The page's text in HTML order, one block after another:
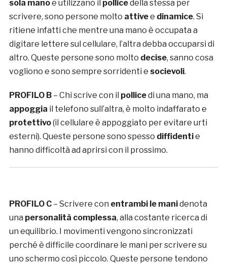
sola manoe utilizzano il pollicedella stessa per
scrivere, sono persone molto attivee dinamice. Si
ritiene infatti che mentre una mano è occupata a
digitare lettere sul cellulare, l’altra debba occuparsi di
altro. Queste persone sono molto decise, sanno cosa
vogliono e sono sempre sorridenti e socievoli.
PROFILO B– Chi scrive con il pollicedi una mano, ma
appoggia il telefono sull’altra, è molto indaffarato e
protettivo(il cellulare è appoggiato per evitare urti
esterni). Queste persone sono spesso diffidentie
hanno difficoltà ad aprirsi con il prossimo.
PROFILO C– Scrivere con entrambi le manidenota
una personalità complessa, alla costante ricerca di
un equilibrio. I movimenti vengono sincronizzati
perché è difficile coordinare le mani per scrivere su
uno schermo così piccolo. Queste persone tendono